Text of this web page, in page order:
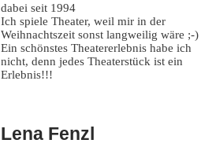
dabei seit 1994
Ich spiele Theater, weil mir in der
Weihnachtszeit sonst langweilig wäre ;-)
Ein schönstes Theatererlebnis habe ich
nicht, denn jedes Theaterstück ist ein
Erlebnis!!!
Lena Fenzl